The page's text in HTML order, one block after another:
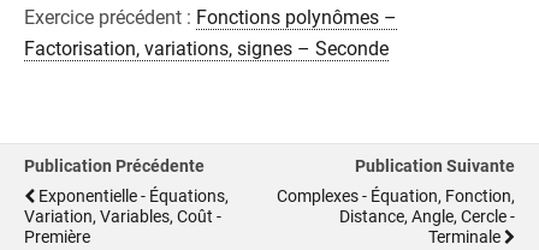
Exercice précédent : Fonctions polynômes –
Factorisation, variations, signes – Seconde
Publication Précédente
Exponentielle - Équations,
Variation, Variables, Coût -
Première
Publication Suivante
Complexes - Équation, Fonction,
Distance, Angle, Cercle -
Terminale